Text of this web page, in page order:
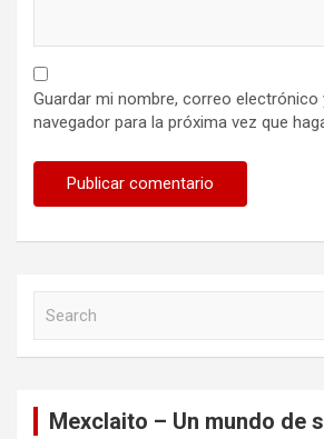
Guardar mi nombre, correo
navegador para la próxima vez que
Mexclaito – Un mundo de